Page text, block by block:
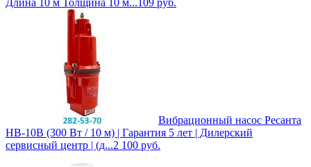
Длина 10 м Толщина 10 м...109 руб.
Вибрационный насос Ресанта
НВ-10В (300 Вт / 10 м) | Гарантия 5 лет | Дилерский
сервисный центр | (д...2 100 руб.